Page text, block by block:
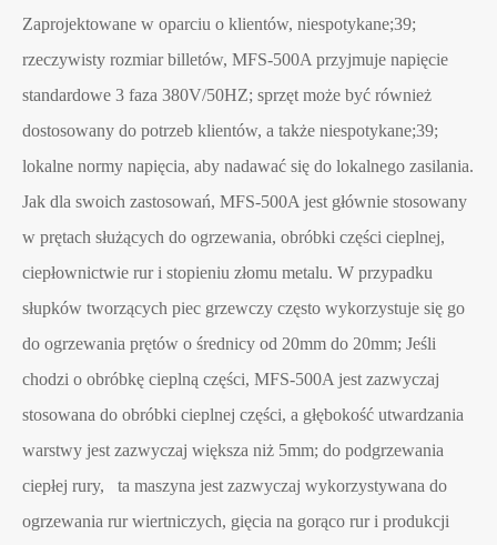
Zaprojektowane w oparciu o klientów, niespotykane;39;
rzeczywisty rozmiar billetów, MFS-500A przyjmuje napięcie
standardowe 3 faza 380V/50HZ; sprzęt może być również
dostosowany do potrzeb klientów, a także niespotykane;39;
lokalne normy napięcia, aby nadawać się do lokalnego zasilania.
Jak dla swoich zastosowań, MFS-500A jest głównie stosowany
w prętach służących do ogrzewania, obróbki części cieplnej,
ciepłownictwie rur i stopieniu złomu metalu. W przypadku
słupków tworzących piec grzewczy często wykorzystuje się go
do ogrzewania prętów o średnicy od 20mm do 20mm; Jeśli
chodzi o obróbkę cieplną części, MFS-500A jest zazwyczaj
stosowana do obróbki cieplnej części, a głębokość utwardzania
warstwy jest zazwyczaj większa niż 5mm; do podgrzewania
ciepłej rury, ta maszyna jest zazwyczaj wykorzystywana do
ogrzewania rur wiertniczych, gięcia na gorąco rur i produkcji